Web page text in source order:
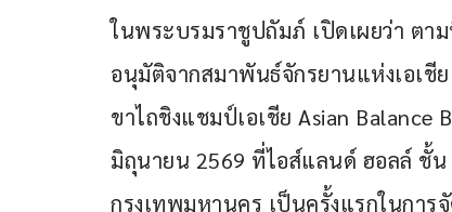
ในพระบรมราชูปถัมภ์ เปิดเผยว่า ตา
อนุมัติจากสมาพันธ์จักรยานแห่งเอเชี
ขาไถชิงแชมป์เอเชีย Asian Balance
มิถุนายน 2569 ที่ไอส์แลนด์ ฮอลล์ ชั้
กรุงเทพมหานคร เป็นครั้งแรกในกา